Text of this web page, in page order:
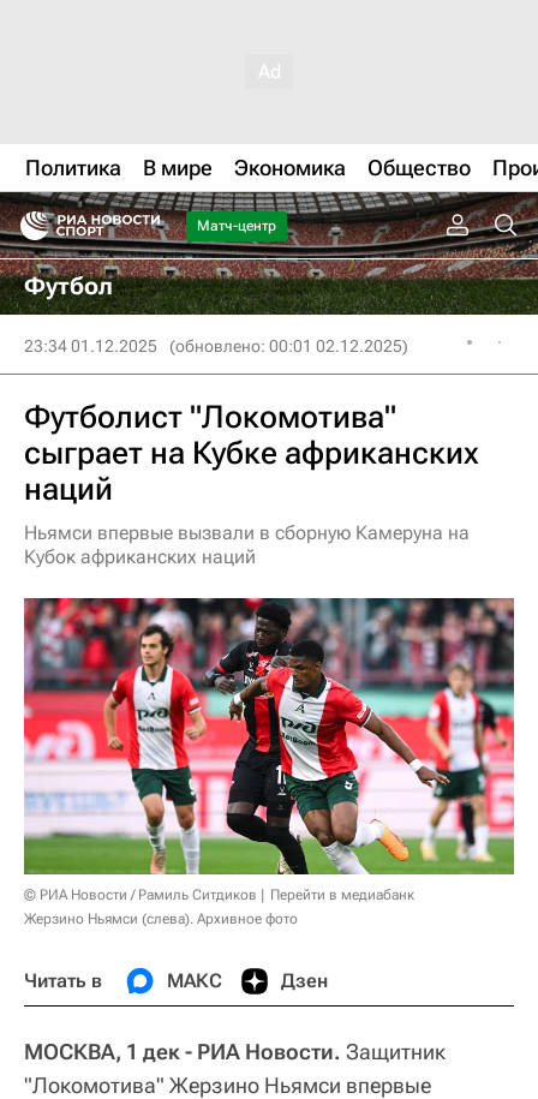
Политика В мире Экономика Общество
Матч-центр
Футбол
23:34 01.12.2025 (обновлено: 00:01 02.12.2025)
Футболист "Локомотива"
сыграет на Кубке африканских
наций
Ньямси впервые вызвали в сборную Камеруна на
Кубок африканских наций
© РИА Новости / Рамиль Ситдиков
Перейти в медиабанк
Жерзино Ньямси (слева). Архивное фото
Читать в МАКС Дзен
МОСКВА, 1 дек - РИА Новости. Защитник
"Локомотива" Жерзино Ньямси впервые